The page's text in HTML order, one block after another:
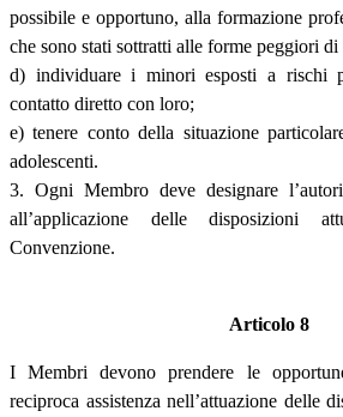
possibile e opportuno, alla formazione
che sono stati sottratti alle forme peggiori di
d) individuare i minori esposti a rischi
contatto diretto con loro;
e) tenere conto della situazione
adolescenti.
3. Ogni Membro deve designare
all’applicazione delle disposizioni
Convenzione.
Articolo 8
I Membri devono prendere le
reciproca assistenza nell’attuazione delle